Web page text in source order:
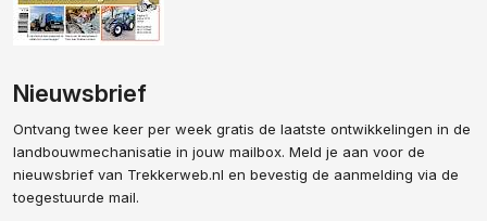
Nieuwsbrief
Ontvang twee keer per week gratis de laatste ontwikkelingen in de
landbouwmechanisatie in jouw mailbox. Meld je aan voor de
nieuwsbrief van Trekkerweb.nl en bevestig de aanmelding via de
toegestuurde mail.